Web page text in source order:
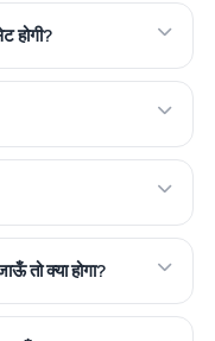
होगी?
तो क्या होगा?